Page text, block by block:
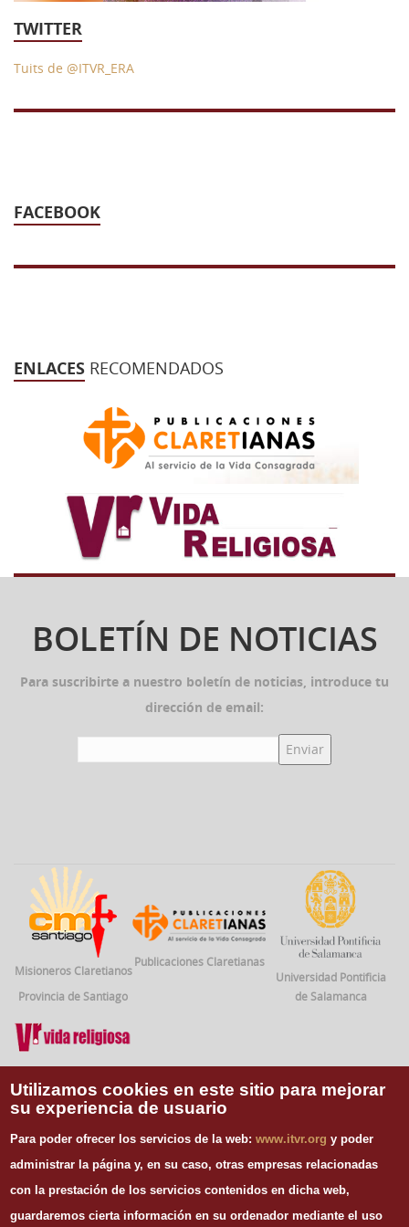
43 Semana (2014)
42 Semana (2013)
TWITTER
Tuits de @ITVR_ERA
FACEBOOK
ENLACES RECOMENDADOS
BOLETÍN DE NOTICIAS
Para suscribirte a nuestro boletín de noticias, introduce tu
dirección de email:
Misioneros Claretianos
Provincia de Santiago
Publicaciones Claretianas
Universidad Pontificia
de Salamanca
Vida Religiosa
Instituto Teológico de Vida Religiosa
Escuela Regina Apostolorum
28008 Madrid
Utilizamos cookies en este sitio para mejorar
su experiencia de usuario
Para poder ofrecer los servicios de la web:www.itvr.org y poder
administrar la página y, en su caso, otras empresas relacionadas
con la prestación de los servicios contenidos en dicha web,
guardaremos cierta información en su ordenador mediante el uso